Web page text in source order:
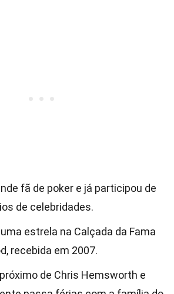
fã de poker e já participou de
de celebridades.
estrela na Calçada da Fama
recebida em 2007.
de Chris Hemsworth e